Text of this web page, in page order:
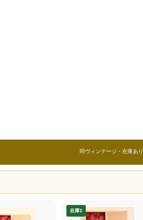
同ヴィンテージ・在庫あり
在庫2